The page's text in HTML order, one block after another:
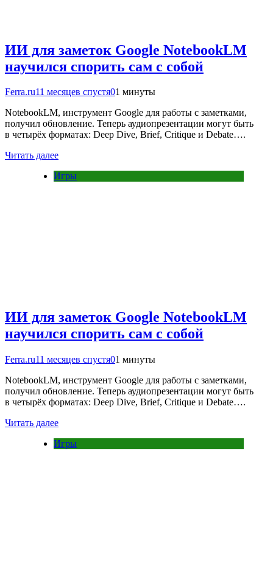
ИИ для заметок Google NotebookLM
научился спорить сам с собой
Ferra.ru11 месяцев спустя01 минуты
NotebookLM, инструмент Google для работы с заметками,
получил обновление. Теперь аудиопрезентации могут быть
в четырёх форматах: Deep Dive, Brief, Critique и Debate….
Читать далее
Игры
ИИ для заметок Google NotebookLM
научился спорить сам с собой
Ferra.ru11 месяцев спустя01 минуты
NotebookLM, инструмент Google для работы с заметками,
получил обновление. Теперь аудиопрезентации могут быть
в четырёх форматах: Deep Dive, Brief, Critique и Debate….
Читать далее
Игры